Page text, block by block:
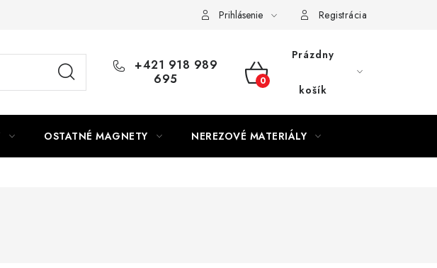
Prihlásenie Registrácia
+421 918 989
695
NÁKUPNÝ
Prázdny
košík
OSTATNÉ MAGNETY NEREZOVÉ MATERIÁLY